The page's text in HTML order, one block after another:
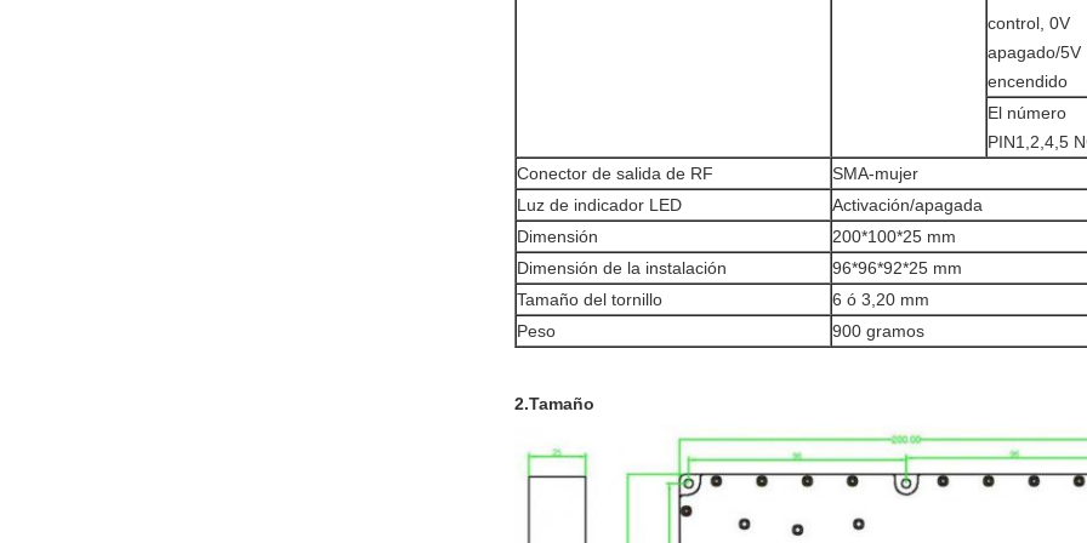
control, 0V
apagado/5V
encendido
El número
PIN1,2,4,5
Conector de salida de RF
SMA-mujer
Luz de indicador LED
Activación/apagada
Dimensión
200*100*25 mm
Dimensión de la instalación
96*96*92*25 mm
Tamaño del tornillo
6 ó 3,20 mm
Peso
900 gramos
2.Tamaño